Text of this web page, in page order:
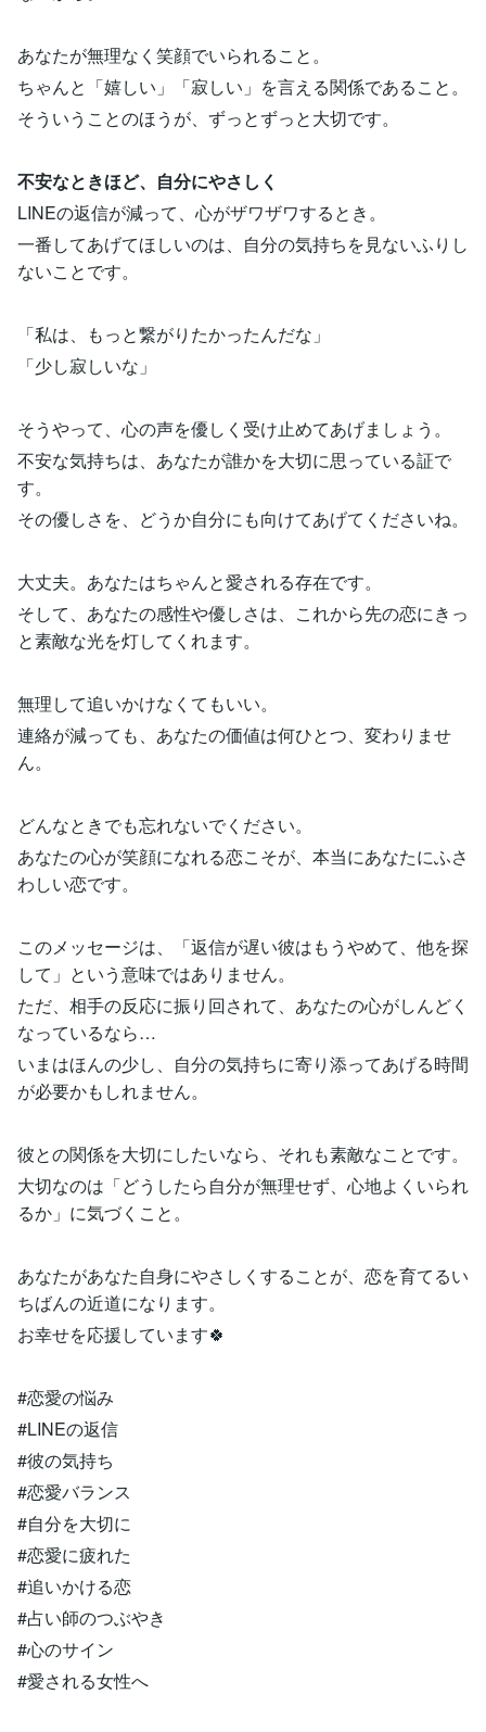
あなたが無理なく笑顔でいられること。
ちゃんと「嬉しい」「寂しい」を言える関係であること。
そういうことのほうが、ずっとずっと大切です。
不安なときほど、自分にやさしく
LINEの返信が減って、心がザワザワするとき。
一番してあげてほしいのは、自分の気持ちを見ないふりし
ないことです。
「私は、もっと繋がりたかったんだな」
「少し寂しいな」
そうやって、心の声を優しく受け止めてあげましょう。
不安な気持ちは、あなたが誰かを大切に思っている証で
す。
その優しさを、どうか自分にも向けてあげてくださいね。
大丈夫。あなたはちゃんと愛される存在です。
そして、あなたの感性や優しさは、これから先の恋にきっ
と素敵な光を灯してくれます。
無理して追いかけなくてもいい。
連絡が減っても、あなたの価値は何ひとつ、変わりませ
ん。
どんなときでも忘れないでください。
あなたの心が笑顔になれる恋こそが、本当にあなたにふさ
わしい恋です。
このメッセージは、「返信が遅い彼はもうやめて、他を探
して」という意味ではありません。
ただ、相手の反応に振り回されて、あなたの心がしんどく
なっているなら…
いまはほんの少し、自分の気持ちに寄り添ってあげる時間
が必要かもしれません。
彼との関係を大切にしたいなら、それも素敵なことです。
大切なのは「どうしたら自分が無理せず、心地よくいられ
るか」に気づくこと。
あなたがあなた自身にやさしくすることが、恋を育てるい
ちばんの近道になります。
お幸せを応援しています🍀
#恋愛の悩み
#LINEの返信
#彼の気持ち
#恋愛バランス
#自分を大切に
#恋愛に疲れた
#追いかける恋
#占い師のつぶやき
#心のサイン
#愛される女性へ